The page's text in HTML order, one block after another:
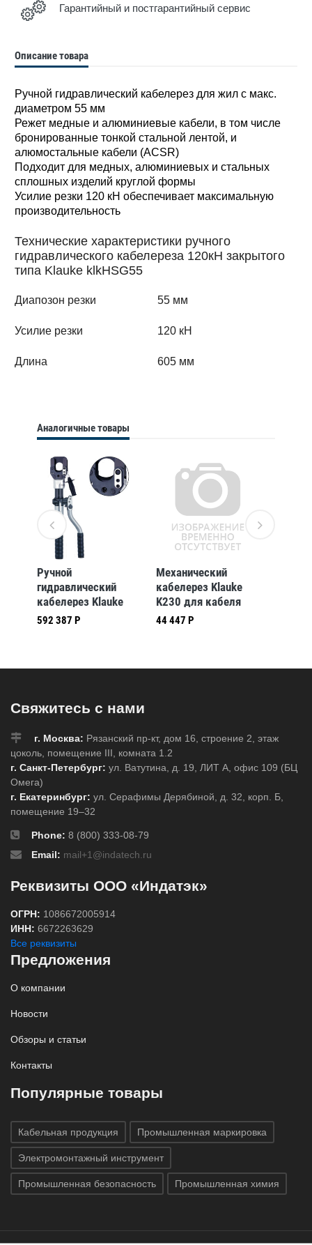
Гарантийный и постгарантийный сервис
Описание товара
Ручной гидравлический кабелерез для жил с макс.
диаметром 55 мм
Режет медные и алюминиевые кабели, в том числе
бронированные тонкой стальной лентой, и
алюмостальные кабели (ACSR)
Подходит для медных, алюминиевых и стальных
сплошных изделий круглой формы
Усилие резки 120 кН обеспечивает максимальную
производительность
Технические характеристики ручного
гидравлического кабелереза 120кН закрытого
типа Klauke klkHSG55
Диапозон резки 55 мм
Усилие резки 120 кН
Длина 605 мм
Аналогичные товары
Ручной
гидравлический
кабелерез Klauke
HSG55 для резки
592 387 Р
Механический
кабелерез Klauke
K230 для кабеля
макс.диам. 30 мм с
44 447 Р
Свяжитесь с нами
г. Москва: Рязанский пр-кт, дом 16, строение 2, этаж
цоколь, помещение III, комната 1.2
г. Санкт-Петербург: ул. Ватутина, д. 19, ЛИТ А, офис 109 (БЦ
Омега)
г. Екатеринбург: ул. Серафимы Дерябиной, д. 32, корп. Б,
помещение 19–32
Phone: 8 (800) 333-08-79
Email: mail+1@indatech.ru
Реквизиты ООО «Индатэк»
ОГРН: 1086672005914
ИНН: 6672263629
Все реквизиты
Предложения
О компании
Новости
Обзоры и статьи
Контакты
Популярные товары
Кабельная продукция Промышленная маркировка
Электромонтажный инструмент
Промышленная безопасность Промышленная химия